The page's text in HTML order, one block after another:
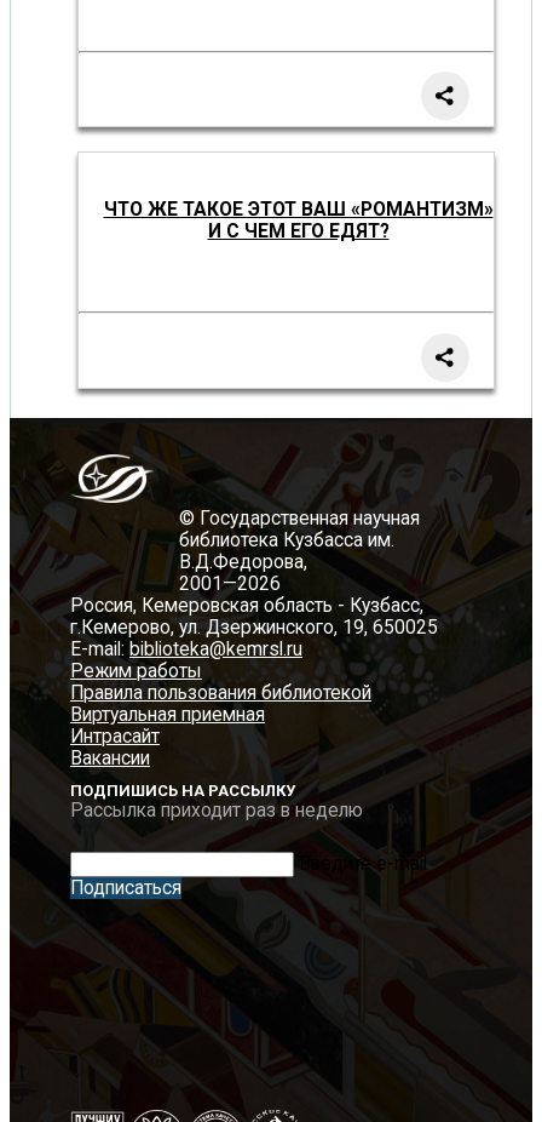
ЧТО ЖЕ ТАКОЕ ЭТОТ ВАШ «РОМАНТИЗМ»
И С ЧЕМ ЕГО ЕДЯТ?
© Государственная научная
библиотека Кузбасса им.
В.Д.Федорова,
2001—2026
Россия, Кемеровская область - Кузбасс,
г.Кемерово, ул. Дзержинского, 19, 650025
E-mail: biblioteka@kemrsl.ru
Режим работы
Правила пользования библиотекой
Виртуальная приемная
Интрасайт
Вакансии
ПОДПИШИСЬ НА РАССЫЛКУ
Рассылка приходит раз в неделю
Введите e-mail
Подписаться